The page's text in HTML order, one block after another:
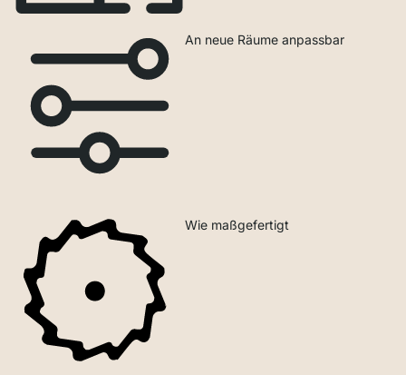
An neue Räume anpassbar
Wie maßgefertigt